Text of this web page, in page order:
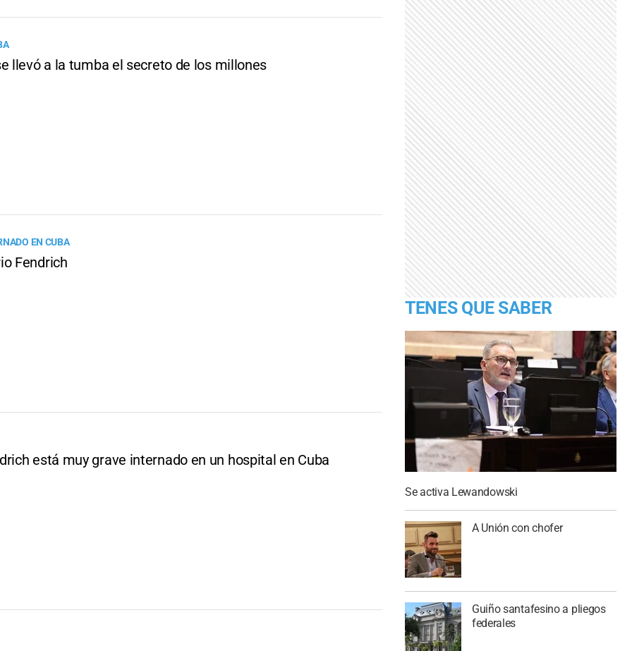
llevó a la tumba el secreto de los millones
EN CUBA
Fendrich
está muy grave internado en un hospital en Cuba
TENES QUE SABER
Se activa Lewandowski
A Unión con chofer
Guiño santafesino a pliegos
federales